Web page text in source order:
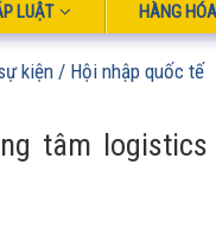
LUẬT HÀNG
kiện / Hội nhập quốc tế
tâm logistics